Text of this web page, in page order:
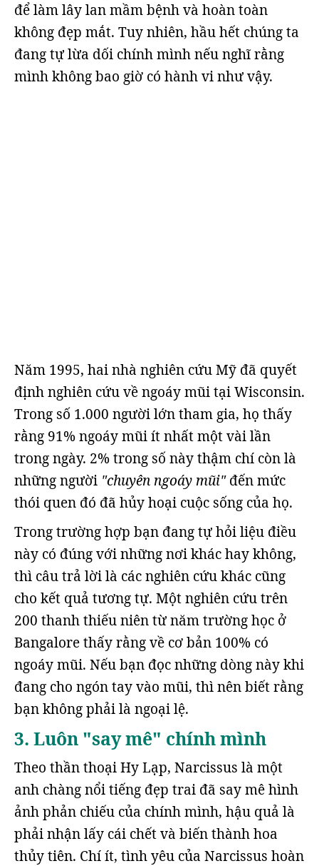
để làm lây lan mầm bệnh và hoàn toàn
không đẹp mắt. Tuy nhiên, hầu hết chúng ta
đang tự lừa dối chính mình nếu nghĩ rằng
mình không bao giờ có hành vi như vậy.
Năm 1995, hai nhà nghiên cứu Mỹ đã quyết
định nghiên cứu về ngoáy mũi tại Wisconsin.
Trong số 1.000 người lớn tham gia, họ thấy
rằng 91% ngoáy mũi ít nhất một vài lần
trong ngày. 2% trong số này thậm chí còn là
những người "chuyên ngoáy mũi"đến mức
thói quen đó đã hủy hoại cuộc sống của họ.
Trong trường hợp bạn đang tự hỏi liệu điều
này có đúng với những nơi khác hay không,
thì câu trả lời là các nghiên cứu khác cũng
cho kết quả tương tự. Một nghiên cứu trên
200 thanh thiếu niên từ năm trường học ở
Bangalore thấy rằng về cơ bản 100% có
ngoáy mũi. Nếu bạn đọc những dòng này khi
đang cho ngón tay vào mũi, thì nên biết rằng
bạn không phải là ngoại lệ.
3. Luôn "say mê" chính mình
Theo thần thoại Hy Lạp, Narcissus là một
anh chàng nổi tiếng đẹp trai đã say mê hình
ảnh phản chiếu của chính mình, hậu quả là
phải nhận lấy cái chết và biến thành hoa
thủy tiên. Chí ít, tình yêu của Narcissus hoàn